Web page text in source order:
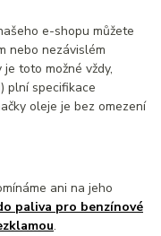
e-shopu můžete
nebo nezávislém
toto možné vždy,
plní specifikace
oleje je bez omezení
ani na jeho
paliva pro benzínové
.